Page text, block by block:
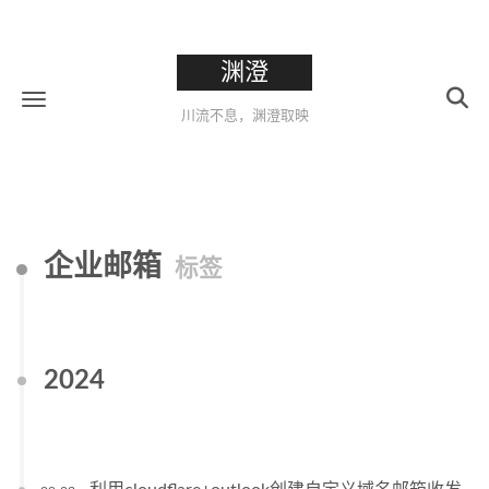
渊澄
川流不息，渊澄取映
企业邮箱 标签
2024